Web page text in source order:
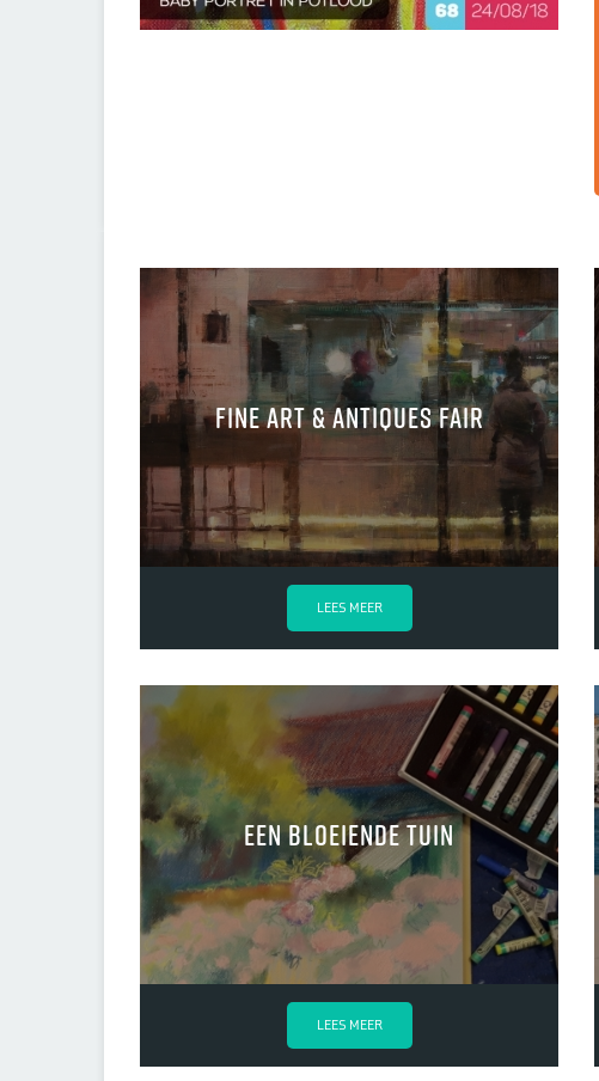
fine art & antiques fair
LEES MEER
een bloeiende tuin
LEES MEER